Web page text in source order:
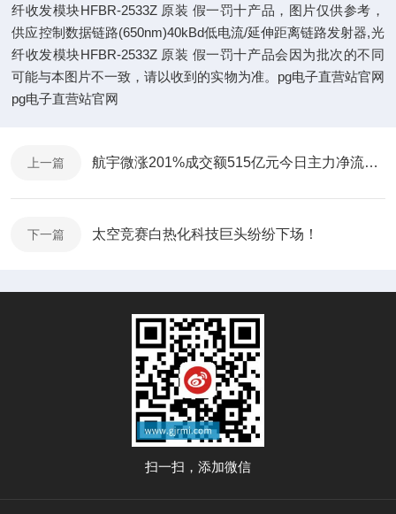
纤收发模块HFBR-2533Z 原装 假一罚十产品，图片仅供参考，
供应控制数据链路(650nm)40kBd低电流/延伸距离链路发射器,光
纤收发模块HFBR-2533Z 原装 假一罚十产品会因为批次的不同
可能与本图片不一致，请以收到的实物为准。 pg电子直营站官网
pg电子直营站官网
上一篇 航宇微涨201%成交额515亿元今日主力净流入370766万
下一篇 太空竞赛白热化科技巨头纷纷下场！
扫一扫，添加微信